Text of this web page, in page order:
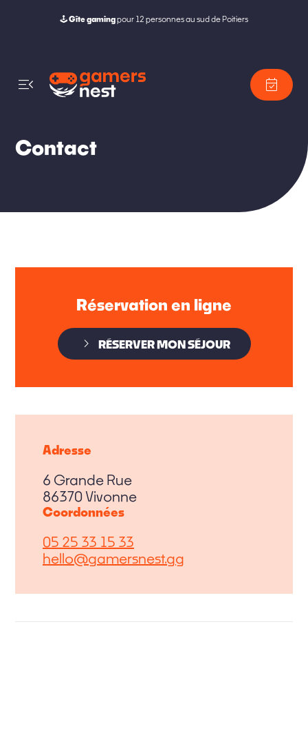
🕹️Gîte gamingpour 12 personnes au sud de Poitiers
menu_open event_available
Contact
Réservation en ligne
RÉSERVER MON SÉJOUR
Adresse
6 Grande Rue
86370 Vivonne
Coordonnées
05 25 33 15 33
hello@gamersnest.gg